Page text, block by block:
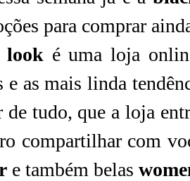
para comprar
look é uma loja
e as mais linda
tudo, que a loja
compartilhar com
e também belas